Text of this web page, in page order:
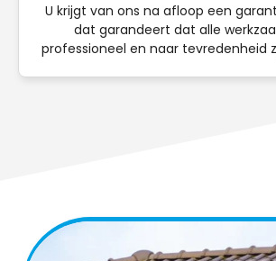
U krijgt van ons na afloop een
dat garandeert dat alle
professioneel en naar tevredenheid